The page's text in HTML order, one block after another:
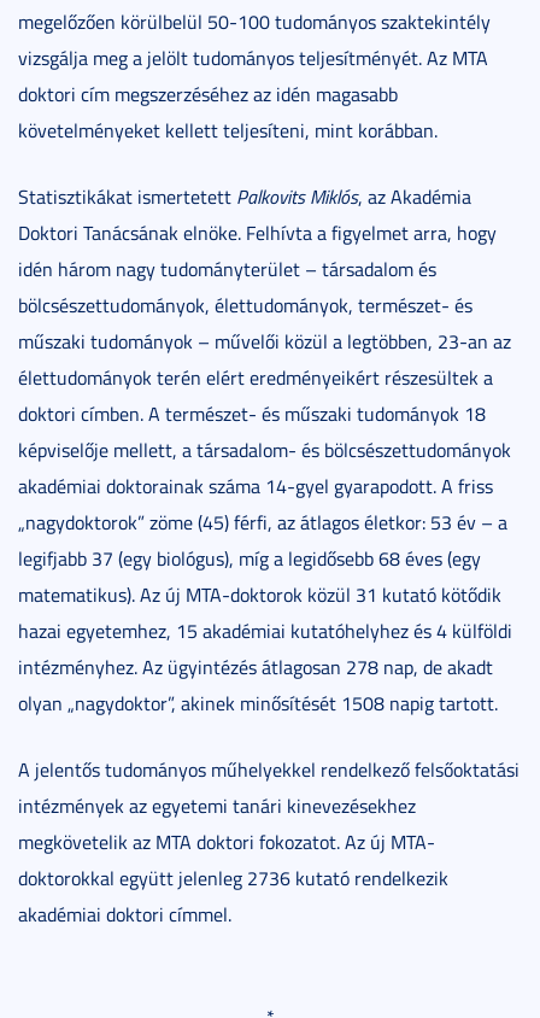
megelőzően körülbelül 50-100 tudományos szaktekintély
vizsgálja meg a jelölt tudományos teljesítményét. Az MTA
doktori cím megszerzéséhez az idén magasabb
követelményeket kellett teljesíteni, mint korábban.
Statisztikákat ismertetett Palkovits Miklós, az Akadémia
Doktori Tanácsának elnöke. Felhívta a figyelmet arra, hogy
idén három nagy tudományterület – társadalom és
bölcsészettudományok, élettudományok, természet- és
műszaki tudományok – művelői közül a legtöbben, 23-an az
élettudományok terén elért eredményeikért részesültek a
doktori címben. A természet- és műszaki tudományok 18
képviselője mellett, a társadalom- és bölcsészettudományok
akadémiai doktorainak száma 14-gyel gyarapodott. A friss
„nagydoktorok” zöme (45) férfi, az átlagos életkor: 53 év – a
legifjabb 37 (egy biológus), míg a legidősebb 68 éves (egy
matematikus). Az új MTA-doktorok közül 31 kutató kötődik
hazai egyetemhez, 15 akadémiai kutatóhelyhez és 4 külföldi
intézményhez. Az ügyintézés átlagosan 278 nap, de akadt
olyan „nagydoktor”, akinek minősítését 1508 napig tartott.
A jelentős tudományos műhelyekkel rendelkező felsőoktatási
intézmények az egyetemi tanári kinevezésekhez
megkövetelik az MTA doktori fokozatot. Az új MTA-
doktorokkal együtt jelenleg 2736 kutató rendelkezik
akadémiai doktori címmel.